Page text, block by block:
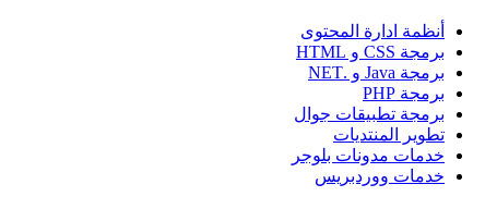
أنظمة ادارة المحتوى
برمجة CSS و HTML
برمجة Java و .NET
برمجة PHP
برمجة تطبيقات جوال
تطوير المنتديات
خدمات مدونات بلوجر
خدمات ووردبريس